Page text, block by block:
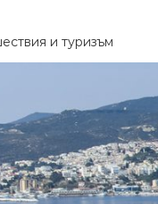
и туризъм